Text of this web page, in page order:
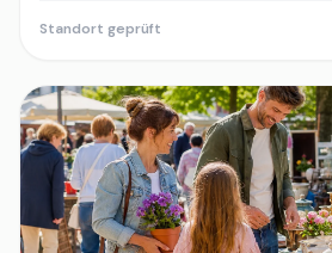
Standort geprüft